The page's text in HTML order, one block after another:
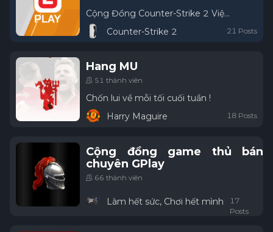
Cộng Đồng Counter-Strike 2 Việt Nam
Counter-Strike 2
21 Posts
Hang MU
51 thành viên
Chốn lui về mỗi tối cuối tuần !
Harry Maguire
18 Posts
Cộng đồng game thủ bán
chuyên GPlay
66 thành viên
Làm hết sức, Chơi hết mình
17
Posts